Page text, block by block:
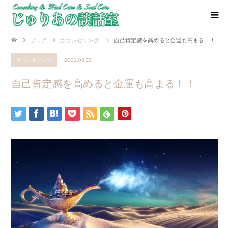
ブログ カウンセリング 自己肯定感を高めると金運も高まる！！
カウンセリング 2021.08.22
自己肯定感を高めると金運も高まる！！